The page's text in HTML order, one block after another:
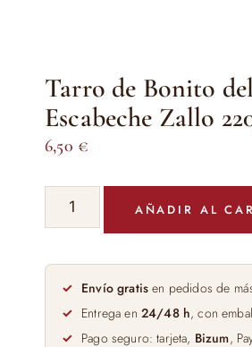
Tarro de Bonito
Escabeche Zallo
6,50 €
Tarro
del
Norte
Escabeche
AÑADIR AL
Envío gratis en pedidos de
Entrega en 24/48 h, con
Pago seguro: tarjeta, Bizum,